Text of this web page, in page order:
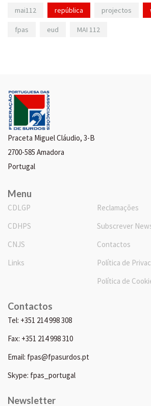
mai112 república projectos
fpas eud MAI 112
Praceta Miguel Cláudio, 3-B
2700-585 Amadora
Portugal
Menu
CDLGP
CDHPS
CNJS
Links
Reclamações
Subscrever
Contactos
Política de
Política de
Contactos
Tel: +351 214 998 308
Fax: +351 214 998 310
Email: fpas@fpasurdos.pt
Skype: fpas_portugal
Newsletter